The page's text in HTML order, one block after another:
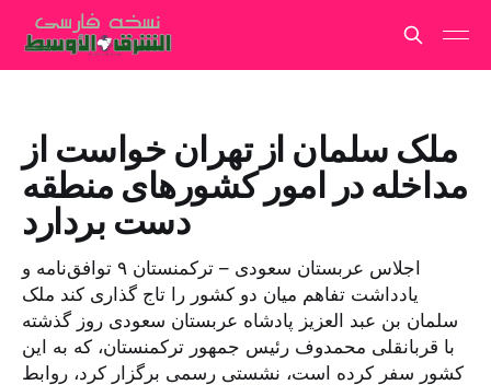
ملک سلمان از تهران خواست از
مداخله در امور کشورهای منطقه
دست بردارد
اجلاس عربستان سعودی – ترکمنستان ۹ توافق‌نامه و
یادداشت تفاهم میان دو کشور را تاج گذاری کند ملک
سلمان بن عبد العزیز پادشاه عربستان سعودی روز گذشته
با قربانقلی محمدوف رئیس جمهور ترکمنستان، که به این
کشور سفر کرده است، نشستی رسمی برگزار کرد، روابط